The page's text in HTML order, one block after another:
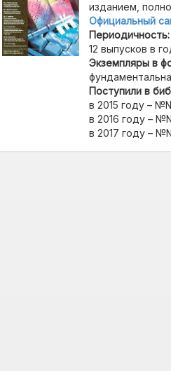
изданием,
Официальный
Периодичность:
12 выпусков в
Экземпляры в
Поступили в
в 2015 году –
в 2016 году –
в 2017 году –